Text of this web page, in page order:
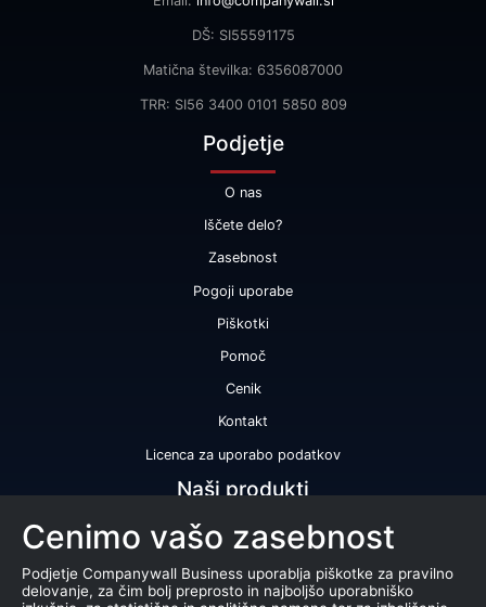
DŠ: SI55591175
Matična številka: 6356087000
TRR: SI56 3400 0101 5850 809
Podjetje
O nas
Iščete delo?
Zasebnost
Pogoji uporabe
Piškotki
Pomoč
Cenik
Kontakt
Licenca za uporabo podatkov
Naši produkti
Bonitetna ocena
Bonitetno poročilo
Certifikat bonitetne odličnosti
Cenimo vašo zasebnost
Podjetje Companywall Business uporablja piškotke za pravilno
delovanje, za čim bolj preprosto in najboljšo uporabniško